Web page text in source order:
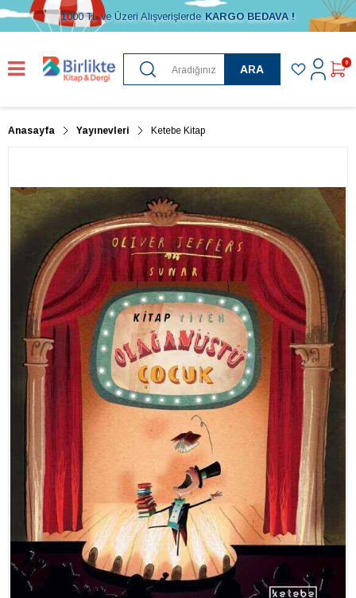
1000 TL ve Üzeri Alışverişlerde KARGO BEDAVA !
ARA
0
Anasayfa Yayınevleri Ketebe Kitap